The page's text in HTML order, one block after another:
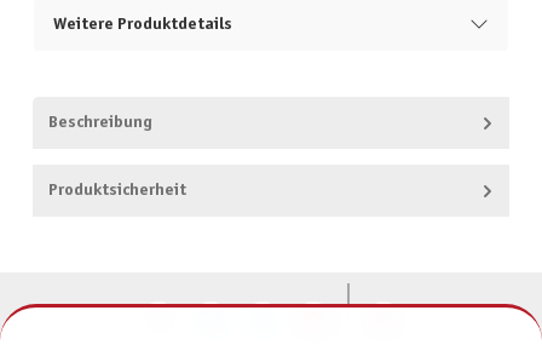
Weitere Produktdetails
Beschreibung
Produktsicherheit